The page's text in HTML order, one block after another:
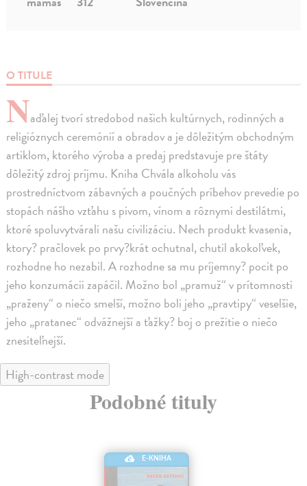
O TITULE
Naďalej tvorí stredobod našich kultúrnych, rodinných a
religióznych ceremónií a obradov a je dôležitým obchodným
artiklom, ktorého výroba a predaj predstavuje pre štáty
dôležitý zdroj príjmu. Kniha Chvála alkoholu vás
prostredníctvom zábavných a poučných príbehov prevedie po
stopách nášho vzťahu s pivom, vínom a rôznymi destilátmi,
ktoré spoluvytvárali našu civilizáciu. Nech produkt kvasenia,
ktory? pračlovek po prvy?krát ochutnal, chutil akokoľvek,
rozhodne ho nezabil. A rozhodne sa mu príjemny? pocit po
jeho konzumácii zapáčil. Možno bol „pramuž“ v prítomnosti
„praženy“ o niečo smelší, možno boli jeho „pravtipy“ veselšie,
jeho „pratanec“ odvážnejší a ťažky? boj o prežitie o niečo
znesiteľnejší.
High-contrast mode
Podobné tituly
E-KNIHA